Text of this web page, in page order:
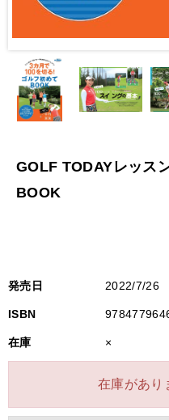
GOLF TODAYレッス
BOOK
発売日 2022/7/26
ISBN
在庫 ×
在庫があり